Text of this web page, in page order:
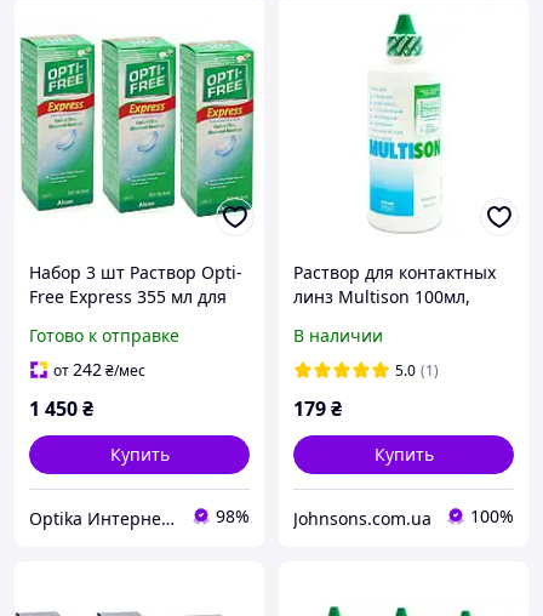
Набор 3 шт Раствор Opti-
Free Express 355 мл для
вода для линз. Жидкость
Готово к отправке
от242₴/мес
1 450₴
Купить
Optika Интернет Магазин 98%
Раствор для контактных
линз Multison 100мл,
Мультисон, Вода для линз
Multison Henson
В наличии
5.0 (1)
179₴
Купить
Johnsons.com.ua 100%